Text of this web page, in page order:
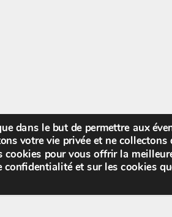
dans le but de permettre aux
votre vie privée et ne
pour vous offrir la
et sur les cookies